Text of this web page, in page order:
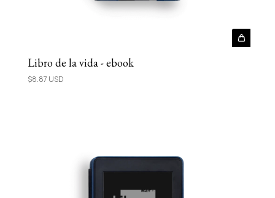
Libro de la vida - ebook
$8.87 USD